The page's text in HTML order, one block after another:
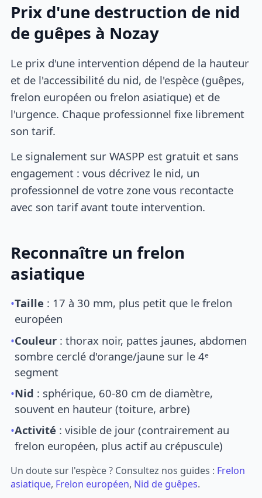
Prix d'une destruction de nid
de guêpes à Nozay
Le prix d'une intervention dépend de la hauteur
et de l'accessibilité du nid, de l'espèce (guêpes,
frelon européen ou frelon asiatique) et de
l'urgence. Chaque professionnel fixe librement
son tarif.
Le signalement sur WASPP est gratuit et sans
engagement : vous décrivez le nid, un
professionnel de votre zone vous recontacte
avec son tarif avant toute intervention.
Reconnaître un frelon
asiatique
•Taille : 17 à 30 mm, plus petit que le frelon
européen
•Couleur : thorax noir, pattes jaunes, abdomen
sombre cerclé d'orange/jaune sur le 4ᵉ
segment
•Nid : sphérique, 60-80 cm de diamètre,
souvent en hauteur (toiture, arbre)
•Activité : visible de jour (contrairement au
frelon européen, plus actif au crépuscule)
Un doute sur l'espèce ? Consultez nos guides : Frelon
asiatique, Frelon européen, Nid de guêpes.